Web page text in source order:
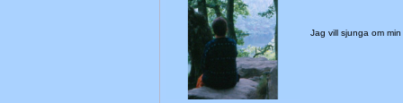
Jag vill sjunga om